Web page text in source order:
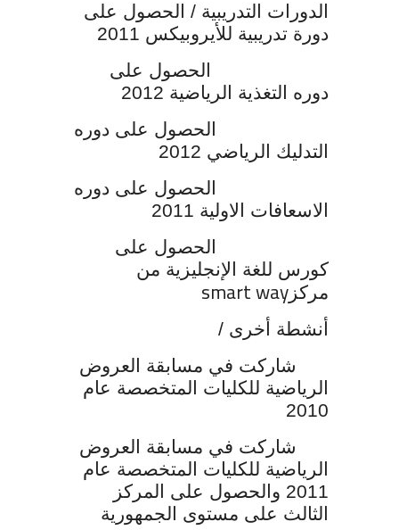
الدورات التدريبية / الحصول على
دورة تدريبية للأيروبيكس 2011
الحصول على
دوره التغذية الرياضية 2012
الحصول على دوره
التدليك الرياضي 2012
الحصول على دوره
الاسعافات الاولية 2011
الحصول على
كورس للغة الإنجليزية من
مركز smart way
أنشطة أخرى /
شاركت في مسابقة العروض
الرياضية للكليات المتخصصة عام
2010
شاركت في مسابقة العروض
الرياضية للكليات المتخصصة عام
2011 والحصول على المركز
الثالث على مستوى الجمهورية